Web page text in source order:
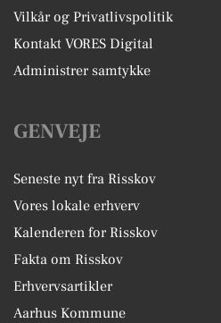
Vilkår og Privatlivspolitik
Kontakt VORES Digital
Administrer samtykke
GENVEJE
Seneste nyt fra Risskov
Vores lokale erhverv
Kalenderen for Risskov
Fakta om Risskov
Erhvervsartikler
Aarhus Kommune